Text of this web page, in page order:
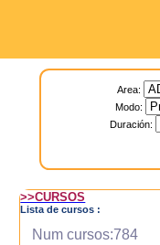
Area:
Modo:
Duración:
>>CURSOS
Lista de cursos :
Num cursos:784